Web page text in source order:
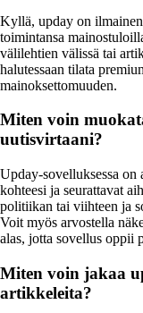
Kyllä, upday on
toimintansa
välilehtien välissä tai
halutessaan tilata
mainoksettomuuden.
Miten voin
uutisvirtaani?
Upday-sovelluksessa on
kohteesi ja seurattavat
politiikan tai viihteen ja
Voit myös arvostella
alas, jotta sovellus oppii
Miten voin jakaa
artikkeleita?